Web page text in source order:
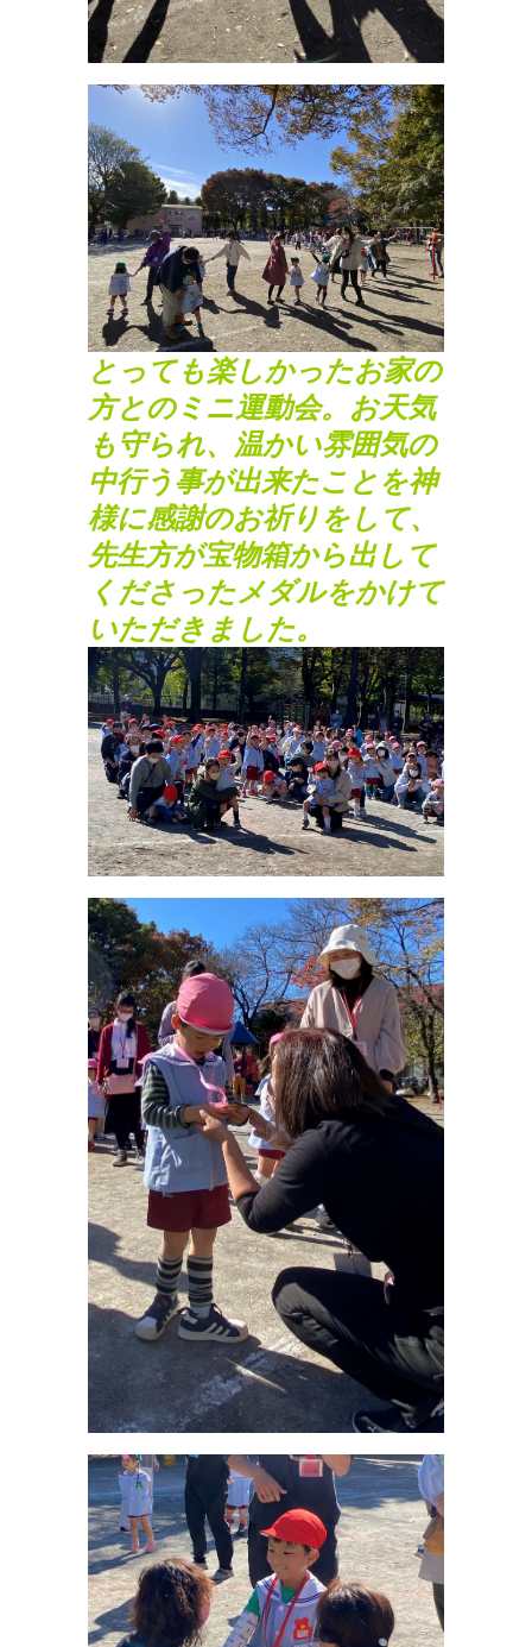
とっても楽しかったお家の
方とのミニ運動会。お天気
も守られ、温かい雰囲気の
中行う事が出来たことを神
様に感謝のお祈りをして、
先生方が宝物箱から出して
くださったメダルをかけて
いただきました。